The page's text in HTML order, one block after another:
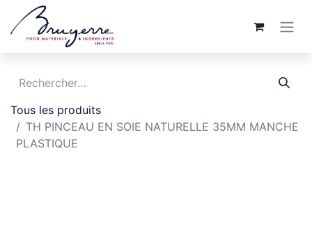
Tous les produits
TH PINCEAU EN SOIE NATURELLE 35MM MANCHE
PLASTIQUE